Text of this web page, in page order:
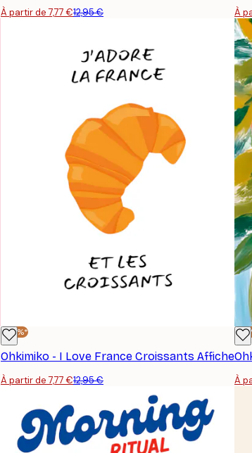
À partir de 7,77 €12,95 € À
-40%*
Ohkimiko - I Love France Croissants Affiche
À partir de 7,77 €12,95 €
-
À